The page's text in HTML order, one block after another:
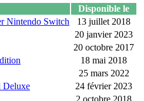
Disponible le
Nintendo Switch
13 juillet 2018
20 janvier 2023
20 octobre 2017
18 mai 2018
25 mars 2022
Deluxe
24 février 2023
2 octobre 2018